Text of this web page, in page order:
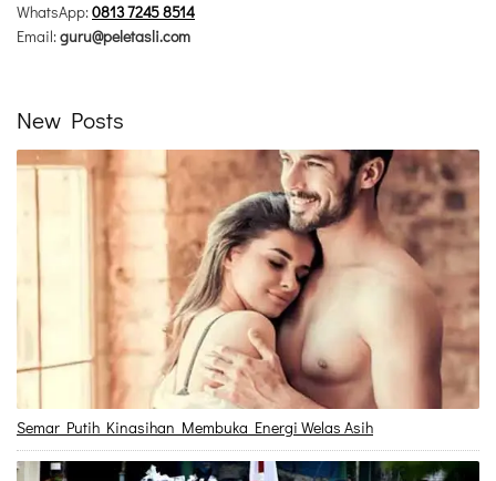
WhatsApp:0813 7245 8514
Email:guru@peletasli.com
New Posts
Semar Putih Kinasihan Membuka Energi Welas Asih